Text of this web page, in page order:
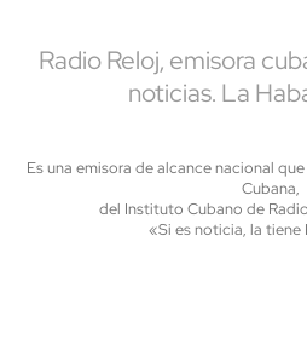
Radio Reloj, emisora
noticias. La
Es una emisora de alcance nacional
Cubana,
del Instituto Cubano de
«Si es noticia, la tiene